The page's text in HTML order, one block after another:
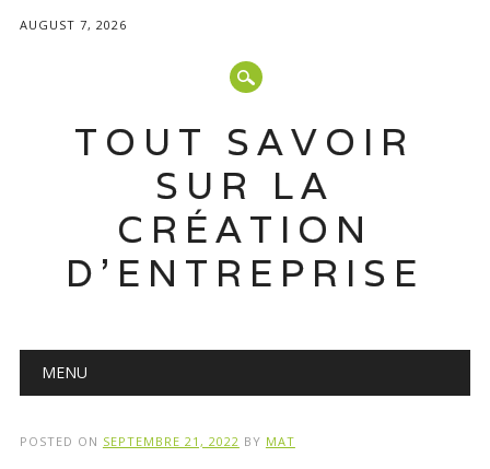
AUGUST 7, 2026
TOUT SAVOIR
SUR LA
CRÉATION
D'ENTREPRISE
Main menu
MENU
POSTED ON SEPTEMBRE 21, 2022 BY MAT